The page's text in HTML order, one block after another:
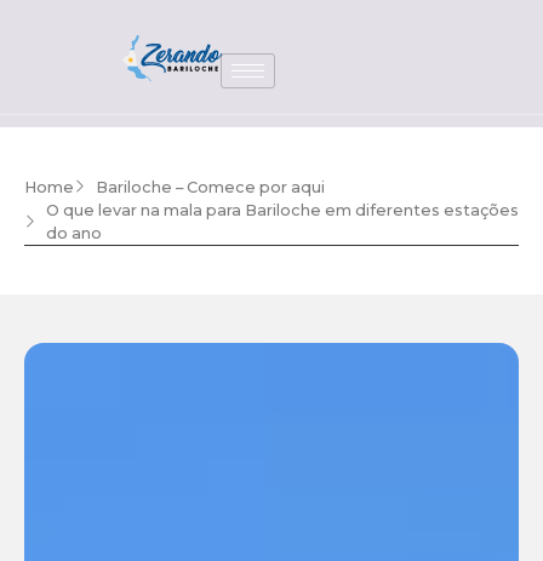
Home
Bariloche – Comece por aqui
O que levar na mala para Bariloche em diferentes estações
do ano